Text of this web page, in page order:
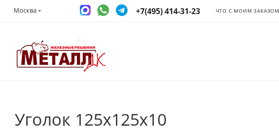
Москва +7(495) 414-31-23 ЧТО С МОИМ ЗАКАЗОМ
Уголок 125х125х10